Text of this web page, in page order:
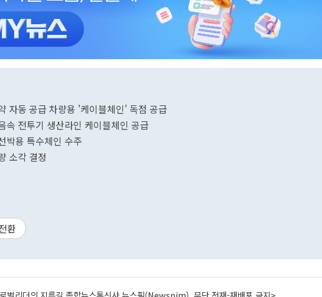
자동 공급 차량용 '케이블체인' 독점 공급
속 전투기 생산라인 케이블체인 공급
박용 특수체인 수주
소각 결정
환